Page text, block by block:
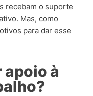
recebam o suporte
Mas, como
para dar esse
apoio à